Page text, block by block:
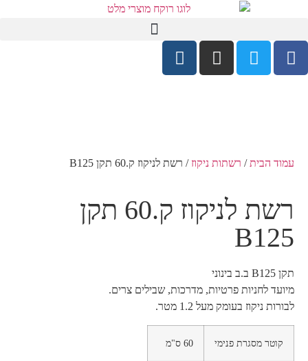
עמוד הבית/ רשתות ניקוז / רשת לניקוז ק.60 תקן B125
רשת לניקוז ק.60 תקן
B125
תקן B125 ב.ב בינוני
מיועד לחניות פרטיות, מדרכות, שבילים צרים.
לבורות ניקוז בעומק מעל 1.2 מטר.
קוטר מסגרת פנימי 60 ס"מ